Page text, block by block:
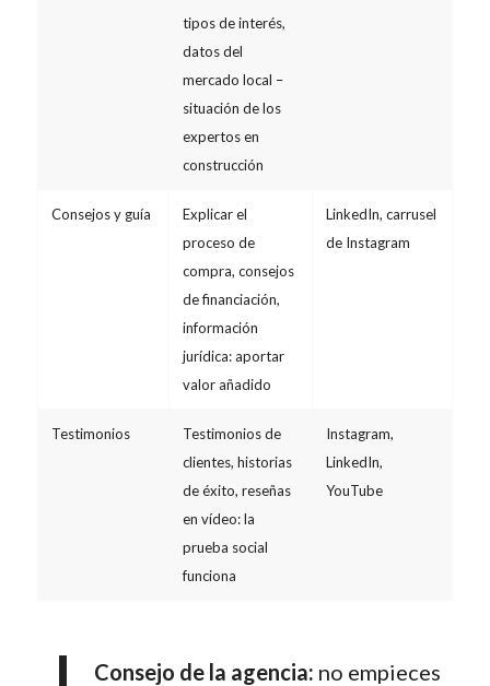
tipos de interés,
datos del
mercado local –
situación de los
expertos en
construcción
Consejos y guía
Explicar el
proceso de
compra, consejos
de financiación,
información
jurídica: aportar
valor añadido
LinkedIn, carrusel
de Instagram
Testimonios
Testimonios de
clientes, historias
de éxito, reseñas
en vídeo: la
prueba social
funciona
Instagram,
LinkedIn,
YouTube
Consejo de la agencia: no empieces